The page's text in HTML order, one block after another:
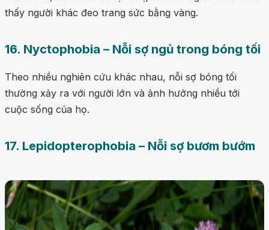
thấy người khác đeo trang sức bằng vàng.
16. Nyctophobia – Nỗi sợ ngủ trong bóng tối
Theo nhiều nghiên cứu khác nhau, nỗi sợ bóng tối
thường xảy ra với người lớn và ảnh hưởng nhiều tới
cuộc sống của họ.
17. Lepidopterophobia – Nỗi sợ bươm bướm